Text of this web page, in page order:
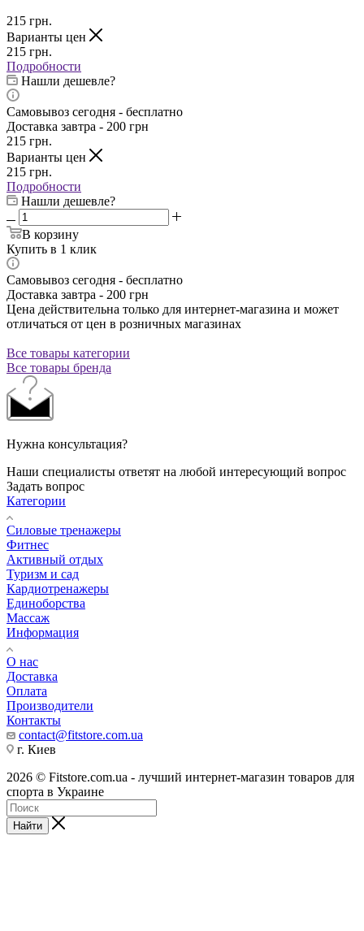
215 грн.
Варианты цен
215 грн.
Подробности
Нашли дешевле?
Самовывоз сегодня - бесплатно
Доставка завтра - 200 грн
215 грн.
Варианты цен
215 грн.
Подробности
Нашли дешевле?
В корзину
Купить в 1 клик
Самовывоз сегодня - бесплатно
Доставка завтра - 200 грн
Цена действительна только для интернет-магазина и может
отличаться от цен в розничных магазинах
Все товары категории
Все товары бренда
Нужна консультация?
Наши специалисты ответят на любой интересующий вопрос
Задать вопрос
Категории
Силовые тренажеры
Фитнес
Активный отдых
Туризм и сад
Кардиотренажеры
Единоборства
Массаж
Информация
О нас
Доставка
Оплата
Производители
Контакты
contact@fitstore.com.ua
г. Киев
2026 © Fitstore.com.ua - лучший интернет-магазин товаров для
спорта в Украине
Найти